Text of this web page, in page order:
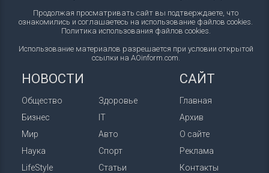
Продолжая просматривать сайт вы подтверждаете, что
ознакомились и соглашаетесь на использование файлов cookies.
Политика использования файлов cookies.
Использование материалов разрешается при условии открытой
ссылки на AOinform.com.
НОВОСТИ
Общество
Бизнес
Мир
Наука
LifeStyle
Здоровье
IT
Авто
Спорт
Статьи
САЙТ
Главная
Архив
О сайте
Реклама
Контакты